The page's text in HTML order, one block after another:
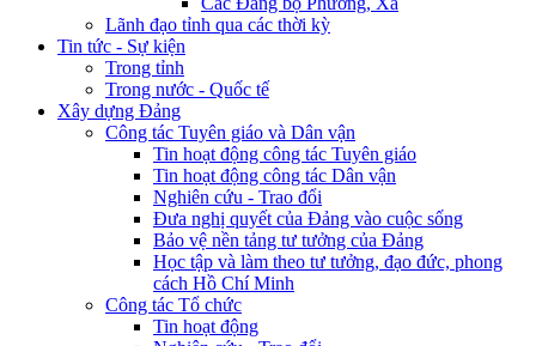
Lãnh đạo tỉnh qua các thời kỳ
Tin tức - Sự kiện
Trong tỉnh
Trong nước - Quốc tế
Xây dựng Đảng
Công tác Tuyên giáo và Dân vận
Tin hoạt động công tác Tuyên giáo
Tin hoạt động công tác Dân vận
Nghiên cứu - Trao đổi
Đưa nghị quyết của Đảng vào cuộc sống
Bảo vệ nền tảng tư tưởng của Đảng
Học tập và làm theo tư tưởng, đạo đức, phong
cách Hồ Chí Minh
Công tác Tổ chức
Tin hoạt động